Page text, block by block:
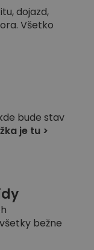
dojazd,
Všetko
bude stav
je tu >
bežne